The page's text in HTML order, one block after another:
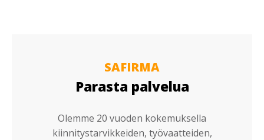
SAFIRMA
Parasta palvelua
Olemme 20 vuoden kokemuksella
kiinnitystarvikkeiden, työvaatteiden,